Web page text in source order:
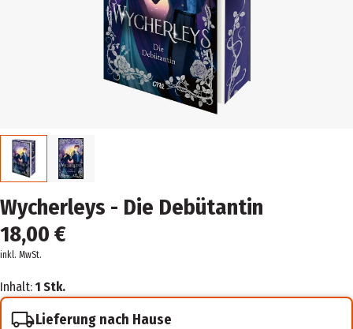
Wycherleys - Die Debütantin
18,00 €
inkl. MwSt.
Inhalt: 1 Stk.
Lieferung nach Hause